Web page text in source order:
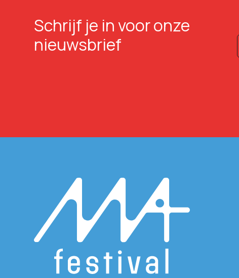
Schrijf je in voor onze
nieuwsbrief